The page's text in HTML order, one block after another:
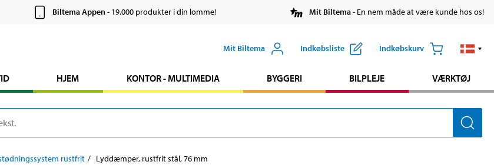
Biltema Appen- 19.000 produkter i din lomme! Mit Biltema- En nem måde at være kunde hos os!
Mit Biltema Indkøbsliste Indkøbskurv
HJEM KONTOR - MULTIMEDIA BYGGERI BILPLEJE VÆRKTØJ
rustfrit Lyddæmper, rustfrit stål, 76 mm